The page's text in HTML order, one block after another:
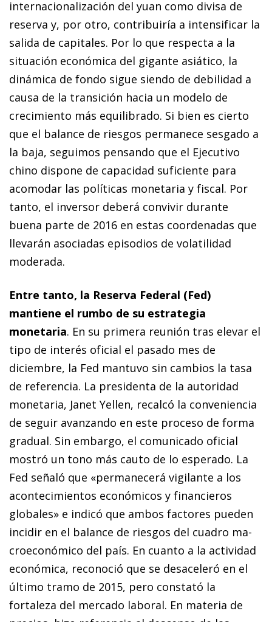
internacionalización del yuan como divisa de
reserva y, por otro, contribuiría a intensificar la
salida de ca­­­­pitales. Por lo que respecta a la
situación económica del gigante asiático, la
dinámica de fondo sigue siendo de debilidad a
causa de la transición hacia un modelo de
crecimiento más equilibrado. Si bien es cierto
que el balance de riesgos permanece sesgado a
la baja, seguimos pensando que el Ejecutivo
chino dispone de capacidad suficiente para
acomodar las políticas monetaria y fiscal. Por
tanto, el inversor deberá convivir durante
buena parte de 2016 en estas coordenadas que
llevarán asociadas episodios de volatilidad
moderada.
Entre tanto, la Reserva Federal (Fed)
mantiene el rumbo de su estrategia
monetaria. En su primera reunión tras elevar el
tipo de interés oficial el pasado mes de
diciembre, la Fed mantuvo sin cambios la tasa
de referencia. La presidenta de la autoridad
monetaria, Janet Yellen, recalcó la conveniencia
de seguir avanzando en este proceso de forma
gradual. Sin embargo, el comunicado oficial
mostró un tono más cauto de lo esperado. La
Fed señaló que «permanecerá vigilante a los
acontecimientos económicos y financieros
globales» e indicó que am­­bos factores pueden
incidir en el balance de riesgos del cuadro ma­­
cro­­económico del país. En cuanto a la actividad
económica, reco­­noció que se desaceleró en el
último tramo de 2015, pero constató la
fortaleza del mercado laboral. En materia de